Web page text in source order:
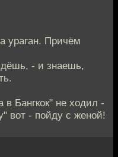
ураган. Причём
- и знаешь,
Бангкок" не ходил -
вот - пойду с женой!